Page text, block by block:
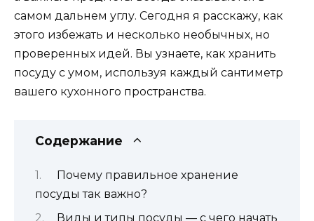
самом дальнем углу. Сегодня я расскажу, как
этого избежать и несколько необычных, но
проверенных идей. Вы узнаете, как хранить
посуду с умом, используя каждый сантиметр
вашего кухонного пространства.
Содержание
Почему правильное хранение
посуды так важно?
Виды и типы посуды — с чего начать